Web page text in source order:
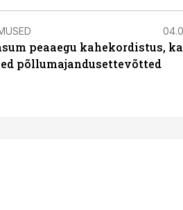
peaaegu kahekordistus,
põllumajandusettevõtted